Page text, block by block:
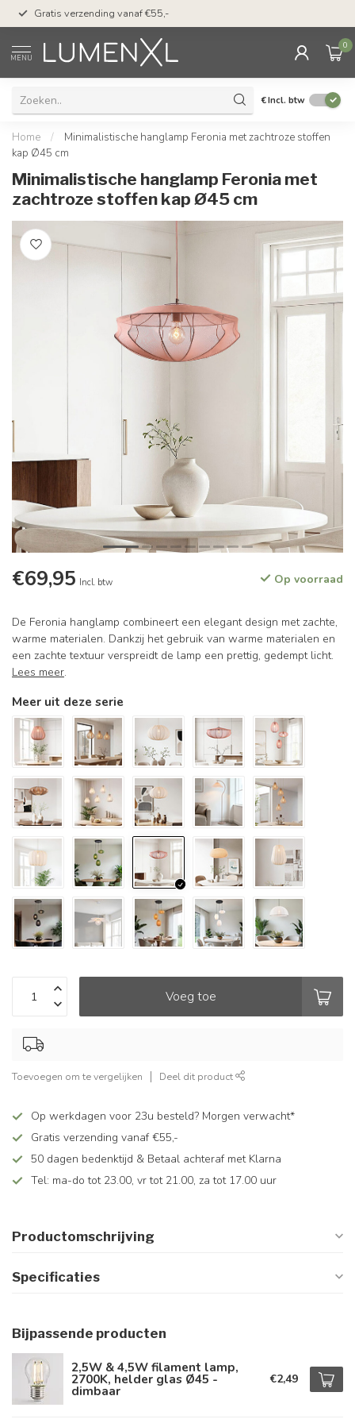
Gratis verzending vanaf €55,-
MENU
0
€Incl. btw
Home /
Minimalistische hanglamp Feronia met zachtroze stoffen
kap Ø45 cm
Minimalistische hanglamp Feronia met
zachtroze stoffen kap Ø45 cm
€69,95 Incl. btw Op voorraad
De Feronia hanglamp combineert een elegant design met zachte,
warme materialen. Dankzij het gebruik van warme materialen en
een zachte textuur verspreidt de lamp een prettig, gedempt licht.
Lees meer.
Meer uit deze serie
Voeg toe
Toevoegen om te vergelijken Deel dit product
Op werkdagen voor 23u besteld? Morgen verwacht*
Gratis verzending vanaf €55,-
50 dagen bedenktijd & Betaal achteraf met Klarna
Tel: ma-do tot 23.00, vr tot 21.00, za tot 17.00 uur
Productomschrijving
Specificaties
Bijpassende producten
2,5W & 4,5W filament lamp,
2700K, helder glas Ø45 -
dimbaar
€2,49